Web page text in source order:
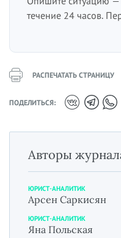
течение 24 часов.
РАСПЕЧАТАТЬ СТРАНИЦУ
ПОДЕЛИТЬСЯ:
Авторы
ЮРИСТ-АНАЛИТИК
Арсен Саркисян
ЮРИСТ-АНАЛИТИК
Яна Польская